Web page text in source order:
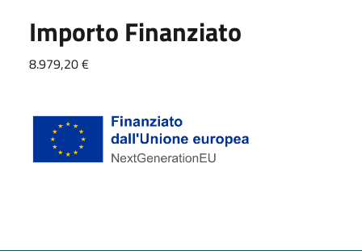
Importo Finanziato
8.979,20 €